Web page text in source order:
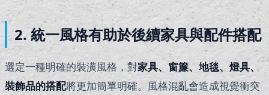
2. 統一風格有助於後續家具與配件搭配
選定一種明確的裝潢風格，對家具、窗簾、地毯、燈具、
裝飾品的搭配將更加簡單明確。風格混亂會造成視覺衝突